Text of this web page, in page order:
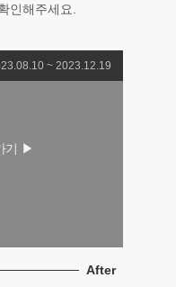
인해주세요.
~ 2023.12.19
After